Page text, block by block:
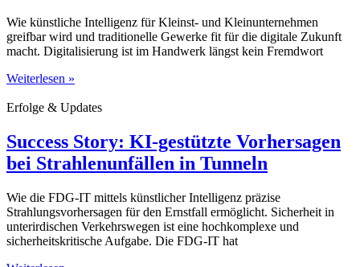
Wie künstliche Intelligenz für Kleinst- und Kleinunternehmen
greifbar wird und traditionelle Gewerke fit für die digitale Zukunft
macht. Digitalisierung ist im Handwerk längst kein Fremdwort
Weiterlesen »
Erfolge & Updates
Success Story: KI-gestützte Vorhersagen
bei Strahlenunfällen in Tunneln
Wie die FDG-IT mittels künstlicher Intelligenz präzise
Strahlungsvorhersagen für den Ernstfall ermöglicht. Sicherheit in
unterirdischen Verkehrswegen ist eine hochkomplexe und
sicherheitskritische Aufgabe. Die FDG-IT hat